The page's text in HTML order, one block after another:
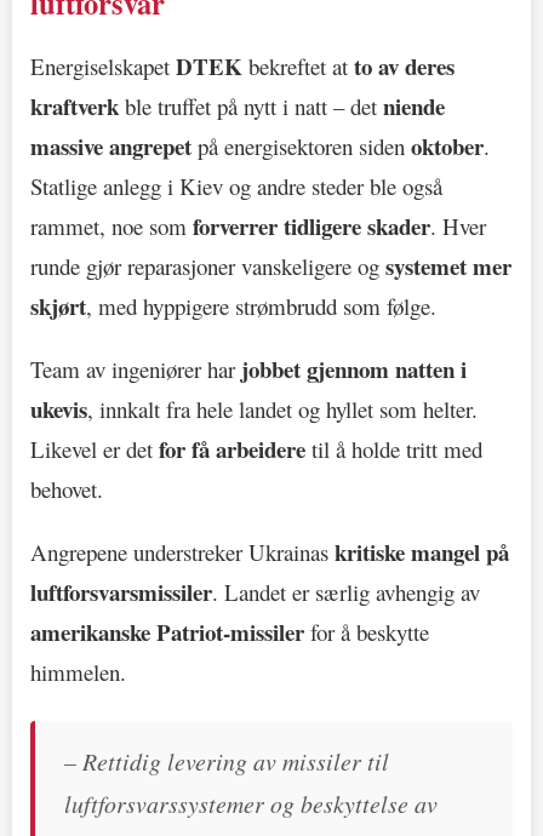
Energiselskapet DTEK bekreftet at to av deres
kraftverk ble truffet på nytt i natt – det niende
massive angrepet på energisektoren siden oktober.
Statlige anlegg i Kiev og andre steder ble også
rammet, noe som forverrer tidligere skader. Hver
runde gjør reparasjoner vanskeligere og systemet mer
skjørt, med hyppigere strømbrudd som følge.
Team av ingeniører har jobbet gjennom natten i
ukevis, innkalt fra hele landet og hyllet som helter.
Likevel er det for få arbeidere til å holde tritt med
behovet.
Angrepene understreker Ukrainas kritiske mangel på
luftforsvarsmissiler. Landet er særlig avhengig av
amerikanske Patriot-missiler for å beskytte
himmelen.
– Rettidig levering av missiler til
luftforsvarssystemer og beskyttelse av